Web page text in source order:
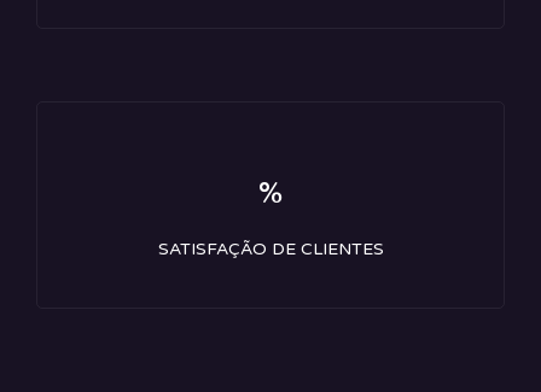
%
SATISFAÇÃO DE CLIENTES